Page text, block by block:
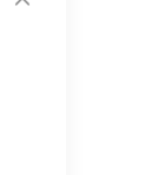
Close